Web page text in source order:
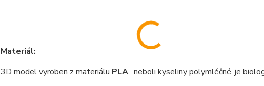
Materiál:
3D model vyroben z materiálu PLA, neboli kyseliny polymléčné, je